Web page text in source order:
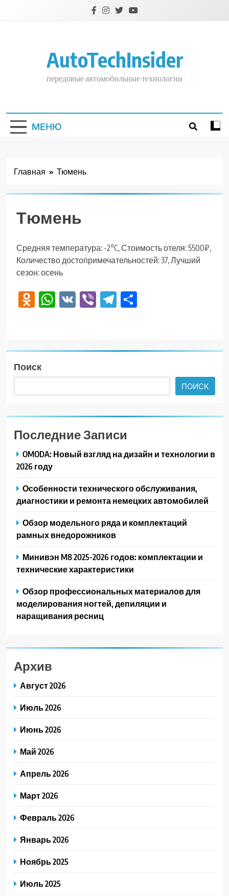
AutoTechInsider
передовые автомобильные технологии
МЕНЮ
Главная Тюмень
Тюмень
Средняя температура: -2°C, Стоимость отеля: 5500₽,
Количество достопримечательностей: 37, Лучший
сезон: осень
Odnoklassniki
WhatsApp
VK ViberTelegram
Поиск
ПОИСК
Последние Записи
OMODA: Новый взгляд на дизайн и технологии в
2026 году
Особенности технического обслуживания,
диагностики и ремонта немецких автомобилей
Обзор модельного ряда и комплектаций
рамных внедорожников
Минивэн M8 2025-2026 годов: комплектации и
технические характеристики
Обзор профессиональных материалов для
моделирования ногтей, депиляции и
наращивания ресниц
Архив
Август 2026
Июль 2026
Июнь 2026
Май 2026
Апрель 2026
Март 2026
Февраль 2026
Январь 2026
Ноябрь 2025
Июль 2025